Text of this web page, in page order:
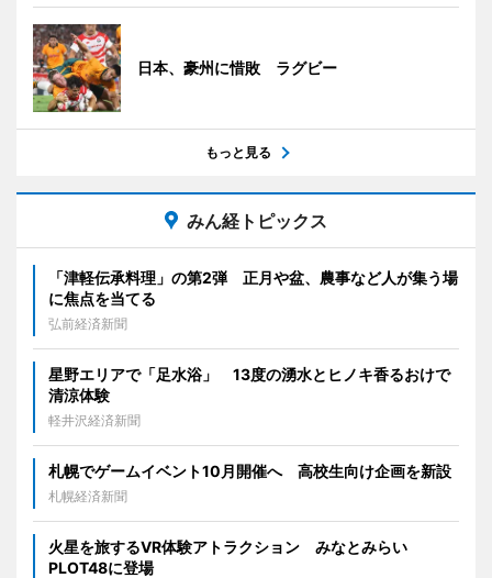
日本、豪州に惜敗 ラグビー
もっと見る
みん経トピックス
「津軽伝承料理」の第2弾 正月や盆、農事など人が集う場
に焦点を当てる
弘前経済新聞
星野エリアで「足水浴」 13度の湧水とヒノキ香るおけで
清涼体験
軽井沢経済新聞
札幌でゲームイベント10月開催へ 高校生向け企画を新設
札幌経済新聞
火星を旅するVR体験アトラクション みなとみらい
PLOT48に登場